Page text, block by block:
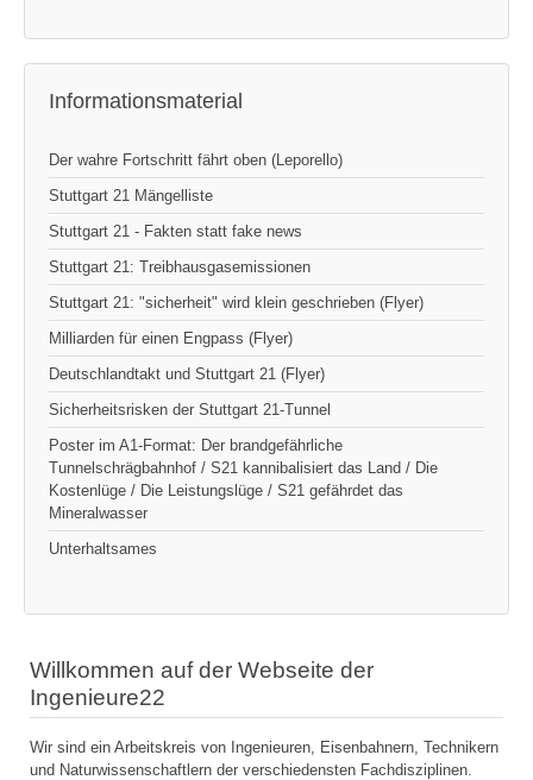
Informationsmaterial
Der wahre Fortschritt fährt oben (Leporello)
Stuttgart 21 Mängelliste
Stuttgart 21 - Fakten statt fake news
Stuttgart 21: Treibhausgasemissionen
Stuttgart 21: "sicherheit" wird klein geschrieben (Flyer)
Milliarden für einen Engpass (Flyer)
Deutschlandtakt und Stuttgart 21 (Flyer)
Sicherheitsrisken der Stuttgart 21-Tunnel
Poster im A1-Format: Der brandgefährliche
Tunnelschrägbahnhof / S21 kannibalisiert das Land / Die
Kostenlüge / Die Leistungslüge / S21 gefährdet das
Mineralwasser
Unterhaltsames
Willkommen auf der Webseite der
Ingenieure22
Wir sind ein Arbeitskreis von Ingenieuren, Eisenbahnern, Technikern
und Naturwissenschaftlern der verschiedensten Fachdisziplinen.